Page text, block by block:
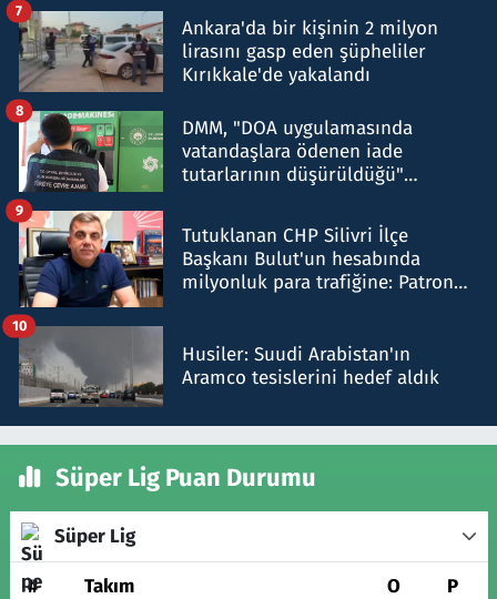
Ankara'da bir kişinin 2 milyon
lirasını gasp eden şüpheliler
Kırıkkale'de yakalandı
7
DMM, "DOA uygulamasında
vatandaşlara ödenen iade
tutarlarının düşürüldüğü"
8
Tutuklanan CHP Silivri İlçe
Başkanı Bulut'un hesabında
milyonluk para trafiğine: Patron
9
Husiler: Suudi Arabistan'ın
Aramco tesislerini hedef aldık
10
Süper Lig Puan Durumu
Süper Lig
# Takım O P